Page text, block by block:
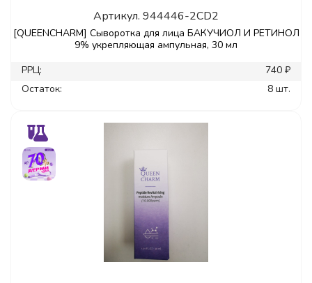
Артикул. 944446-2CD2
[QUEENCHARM] Сыворотка для лица БАКУЧИОЛ И РЕТИНОЛ
9% укрепляющая ампульная, 30 мл
РРЦ:
740 ₽
Остаток:
8 шт.